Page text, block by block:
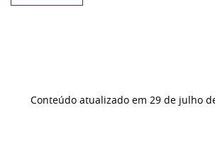
Conteúdo atualizado em 29 de julho